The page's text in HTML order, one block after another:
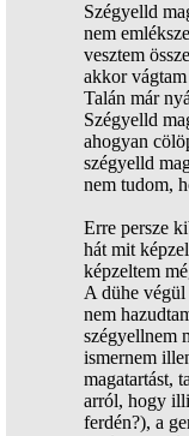
Szégyelld
nem
vesztem
akkor
Talán már
Szégyelld
ahogyan
szégyelld
nem tudom,
Erre persze
hát mit
képzeltem
A dühe végül
nem
szégyellnem
ismernem
magatartást,
arról, hogy
ferdén?), a